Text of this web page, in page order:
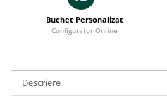
Buchet Personalizat
Configurator Online
Descriere